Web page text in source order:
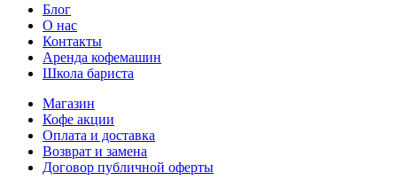
Блог
О нас
Контакты
Аренда кофемашин
Школа бариста
Магазин
Кофе акции
Оплата и доставка
Возврат и замена
Договор публичной оферты